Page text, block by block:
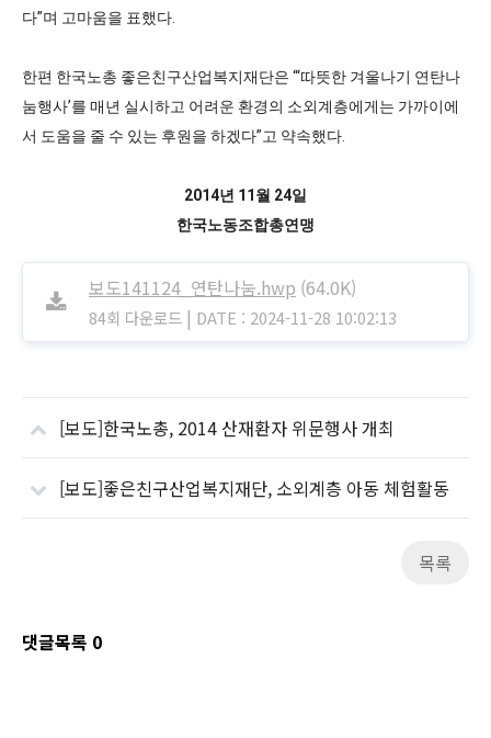
다”며 고마움을 표했다.
한편 한국노총 좋은친구산업복지재단은 “‘따뜻한 겨울나기 연탄나
눔행사’를 매년 실시하고 어려운 환경의 소외계층에게는 가까이에
서 도움을 줄 수 있는 후원을 하겠다”고 약속했다.
2014년 11월 24일
한국노동조합총연맹
보도141124_연탄나눔.hwp (64.0K)
84회 다운로드 | DATE : 2024-11-28 10:02:13
[보도]한국노총, 2014 산재환자 위문행사 개최
[보도]좋은친구산업복지재단, 소외계층 아동 체험활동
목록
댓글목록 0